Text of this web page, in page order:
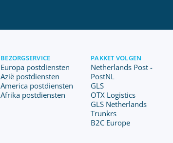
BEZORGSERVICE
Europa postdiensten
Azië postdiensten
America postdiensten
Afrika postdiensten
PAKKET VOLGEN
Netherlands Post -
PostNL
GLS
OTX Logistics
GLS Netherlands
Trunkrs
B2C Europe